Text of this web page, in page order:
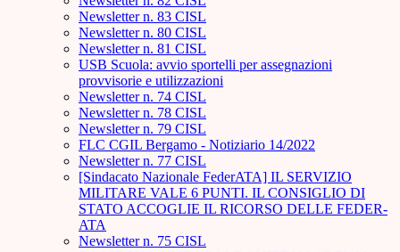
Newsletter n. 83 CISL
Newsletter n. 80 CISL
Newsletter n. 81 CISL
USB Scuola: avvio sportelli per assegnazioni
provvisorie e utilizzazioni
Newsletter n. 74 CISL
Newsletter n. 78 CISL
Newsletter n. 79 CISL
FLC CGIL Bergamo - Notiziario 14/2022
Newsletter n. 77 CISL
[Sindacato Nazionale FederATA] IL SERVIZIO
MILITARE VALE 6 PUNTI. IL CONSIGLIO DI
STATO ACCOGLIE IL RICORSO DELLE FEDER-
ATA
Newsletter n. 75 CISL